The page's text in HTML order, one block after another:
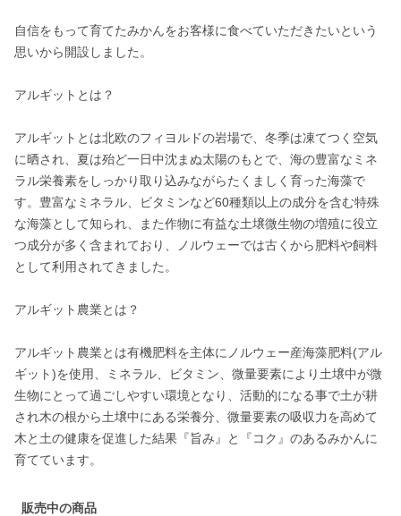
自信をもって育てたみかんをお客様に食べていただきたいという
思いから開設しました。
アルギットとは？
アルギットとは北欧のフィヨルドの岩場で、冬季は凍てつく空気
に晒され、夏は殆ど一日中沈まぬ太陽のもとで、海の豊富なミネ
ラル栄養素をしっかり取り込みながらたくましく育った海藻で
す。豊富なミネラル、ビタミンなど60種類以上の成分を含む特殊
な海藻として知られ、また作物に有益な土壌微生物の増殖に役立
つ成分が多く含まれており、ノルウェーでは古くから肥料や飼料
として利用されてきました。
アルギット農業とは？
アルギット農業とは有機肥料を主体にノルウェー産海藻肥料(アル
ギット)を使用、ミネラル、ビタミン、微量要素により土壌中が微
生物にとって過ごしやすい環境となり、活動的になる事で土が耕
され木の根から土壌中にある栄養分、微量要素の吸収力を高めて
木と土の健康を促進した結果『旨み』と『コク』のあるみかんに
育てています。
販売中の商品